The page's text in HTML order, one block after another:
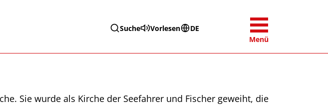
Suche Vorlesen
DE
Menü
Sie wurde als Kirche der Seefahrer und Fischer geweiht, die